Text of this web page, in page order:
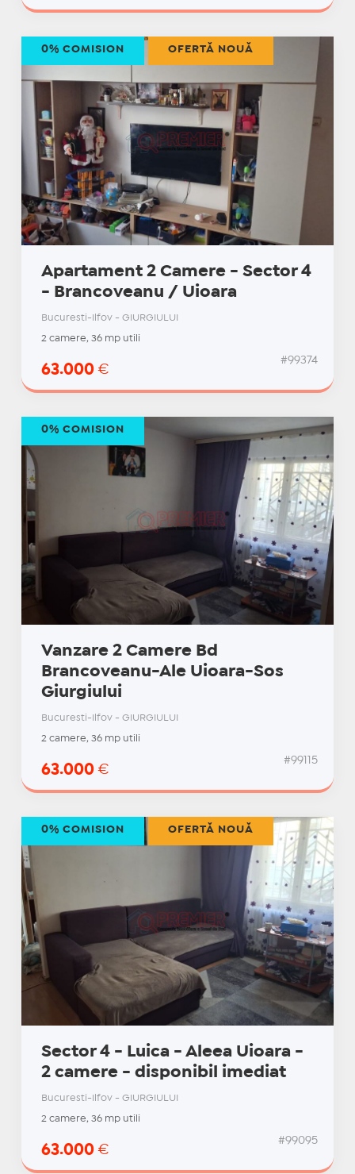
Apartament 2 Camere - Sector 4
- Brancoveanu / Uioara
Bucuresti-Ilfov - GIURGIULUI
2 camere, 36 mp utili
63.000 €
#99374
0% COMISION OFERTĂ NOUĂ
Vanzare 2 Camere Bd
Brancoveanu-Ale Uioara-Sos
Giurgiului
Bucuresti-Ilfov - GIURGIULUI
2 camere, 36 mp utili
63.000 €
#99115
0% COMISION
Sector 4 - Luica - Aleea Uioara -
2 camere - disponibil imediat
Bucuresti-Ilfov - GIURGIULUI
2 camere, 36 mp utili
63.000 €
#99095
0% COMISION OFERTĂ NOUĂ